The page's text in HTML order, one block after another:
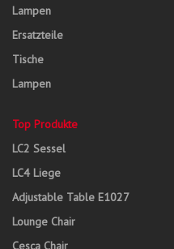
Lampen
Ersatzteile
Tische
Lampen
Top Produkte
LC2 Sessel
LC4 Liege
Adjustable Table E1027
Lounge Chair
Cesca Chair